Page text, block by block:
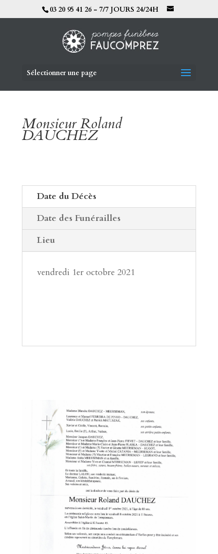
03 20 95 41 26 - 7/7 JOURS 24/24H
Sélectionner une page
Monsieur Roland
DAUCHEZ
Date du Décès
Date des Funérailles
Lieu
vendredi 1er octobre 2021